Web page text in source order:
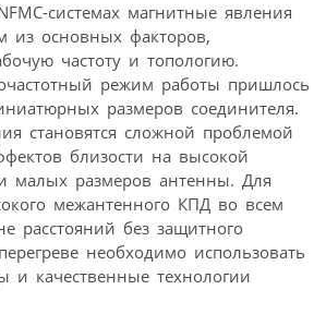
системах магнитные явления
из основных факторов,
частоту и топологию.
режим работы пришлось
размеров соединителя.
становятся сложной проблемой
близости на высокой
малых размеров антенны. Для
межантенного КПД во всем
расстояний без защитного
необходимо использовать
и качественные технологии